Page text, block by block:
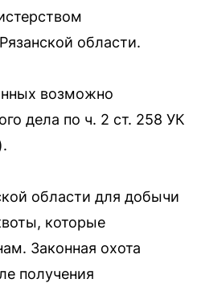
области.
возможно
дела по ч. 2 ст. 258 УК
области для добычи
которые
Законная охота
получения